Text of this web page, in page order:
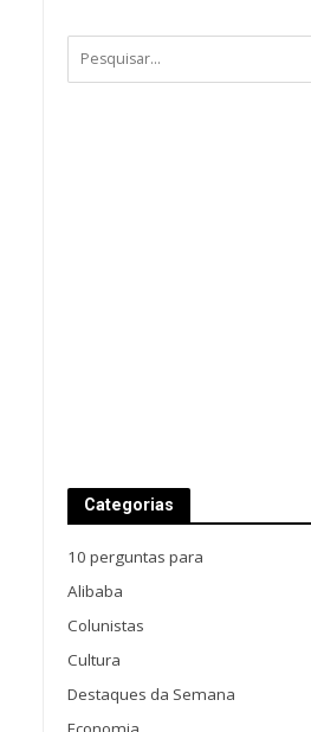
Categorias
10 perguntas para
Alibaba
Colunistas
Cultura
Destaques da Semana